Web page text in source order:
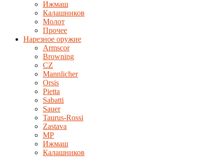
Ижмаш
Калашников
Молот
Прочее
Нарезное оружие
Armscor
Browning
CZ
Mannlicher
Orsis
Pietta
Sabatti
Sauer
Taurus-Rossi
Zastava
MP
Ижмаш
Калашников